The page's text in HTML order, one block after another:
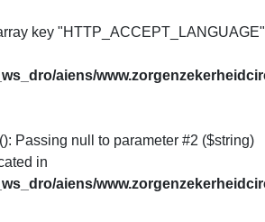
key "HTTP_ACCEPT_LANGUAGE"
aiens/
Passing null to parameter #2 ($string)
in
aiens/